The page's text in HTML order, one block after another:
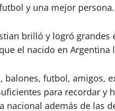
y una mejor persona.
brilló y logró
el nacido en
futbol, amigos,
para recordar
además de las